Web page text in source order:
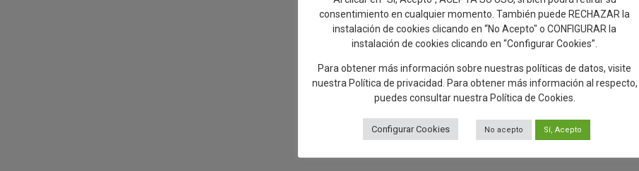
consentimiento en cualquier momento. También puede RECHAZAR la
instalación de cookies clicando en “No Acepto" o CONFIGURAR la
instalación de cookies clicando en “Configurar Cookies”.
Para obtener más información sobre nuestras políticas de datos, visite
nuestra Política de privacidad. Para obtener más información al respecto,
puedes consultar nuestra Política de Cookies.
Configurar Cookies No acepto Sí, Acepto